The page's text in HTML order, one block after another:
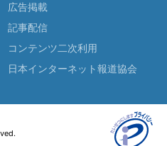
広告掲載
記事配信
コンテンツ二次利用
日本インターネット報道協会